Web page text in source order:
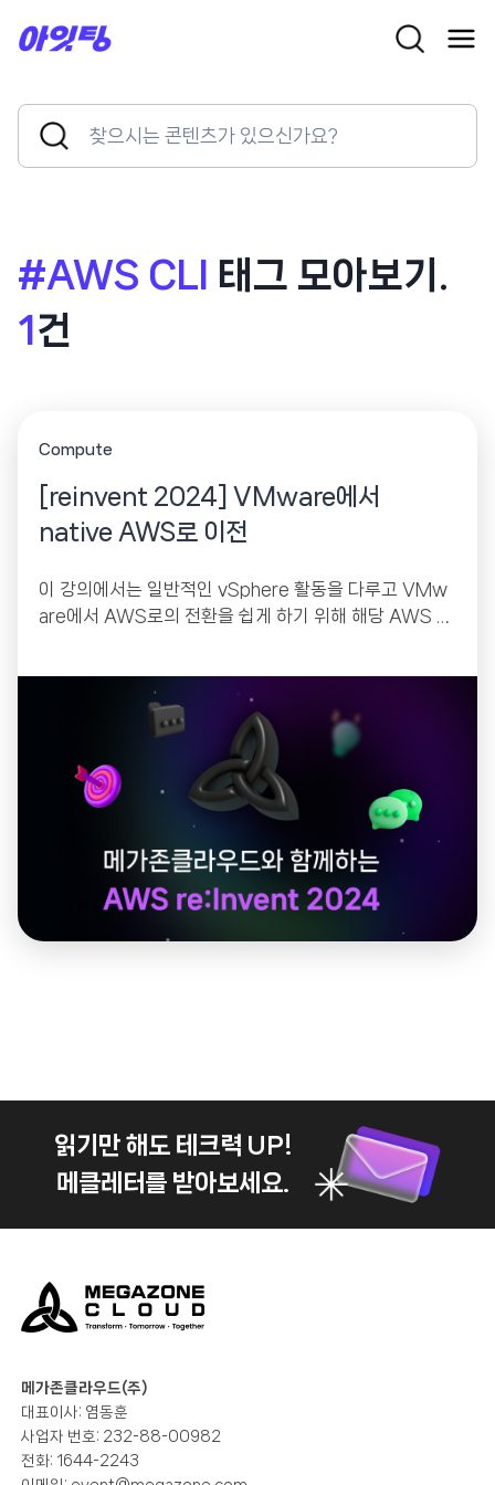
Search
Search
Button
#AWS CLI
태그 모아보기.
1 건
Compute
[reinvent 2024] VMware에서
native AWS로 이전
이 강의에서는 일반적인 vSphere 활동을 다루고 VMw
are에서 AWS로의 전환을 쉽게 하기 위해 해당 AWS C
읽기만 해도 테크력 UP!
메클레터를 받아보세요.
메가존클라우드(주)
대표이사: 염동훈
사업자 번호: 232-88-00982
전화: 1644-2243